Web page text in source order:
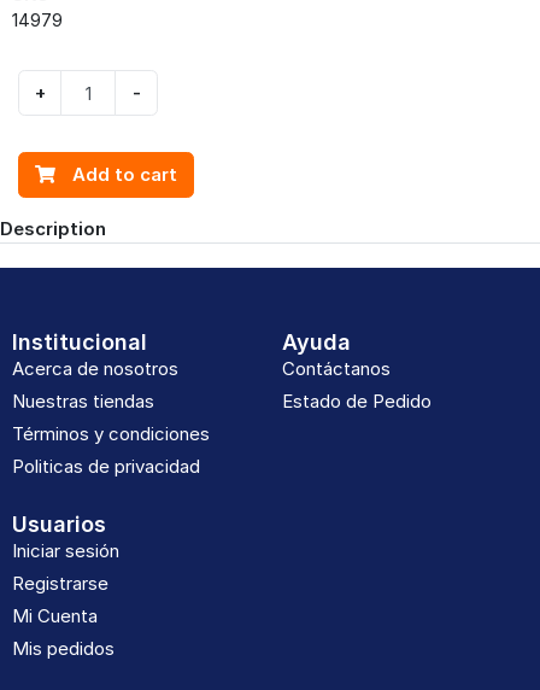
14979
+ -
Add to cart
Description
Institucional
Acerca de nosotros
Nuestras tiendas
Términos y condiciones
Politicas de privacidad
Ayuda
Contáctanos
Estado de Pedido
Usuarios
Iniciar sesión
Registrarse
Mi Cuenta
Mis pedidos